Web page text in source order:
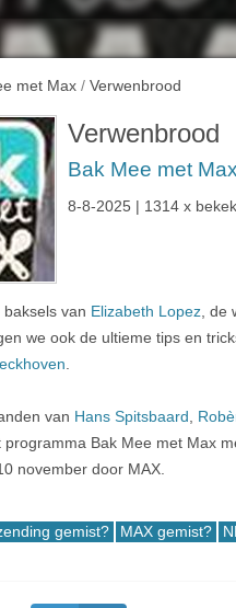
met Max / Verwenbrood
Verwenbrood
Bak Mee met Max
8-8-2025 | 1314 x
van Elizabeth Lopez ,
we ook de ultieme tips en
van Hans Spitsbaard
Bak Mee met Max
november door MAX.
gemist? MAX gemist?